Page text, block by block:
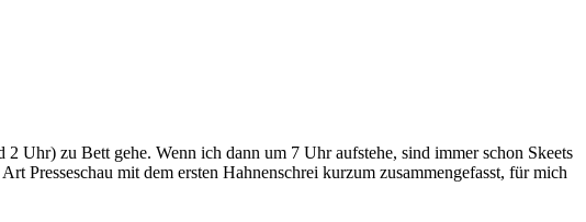
Uhr) zu Bett gehe. Wenn ich dann um 7 Uhr aufstehe, sind immer schon Skeets
Presseschau mit dem ersten Hahnenschrei kurzum zusammengefasst, für mich